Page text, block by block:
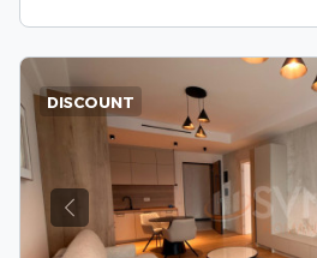
Previous
DISCOUNT